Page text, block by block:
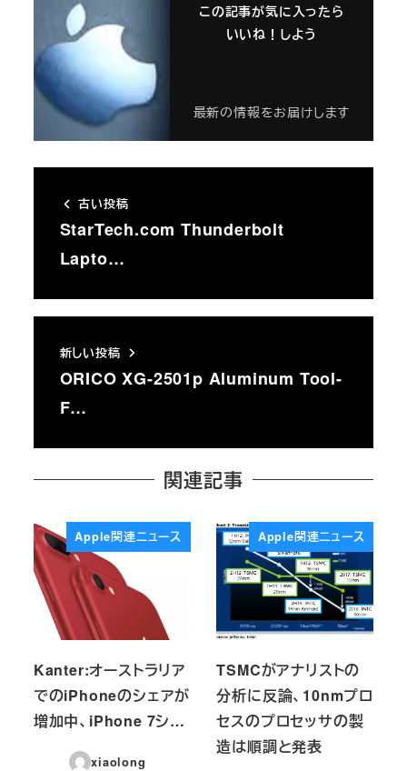
この記事が気に入ったら
いいね！しよう
最新の情報をお届けします
古い投稿
StarTech.com Thunderbolt
Lapto…
新しい投稿
ORICO XG-2501p Aluminum Tool-
F…
関連記事
Apple関連ニュース
Kanter:オーストラリア
でのiPhoneのシェアが
増加中、iPhone 7シ…
xiaolong
Apple関連ニュース
TSMCがアナリストの
分析に反論、10nmプロ
セスのプロセッサの製
造は順調と発表